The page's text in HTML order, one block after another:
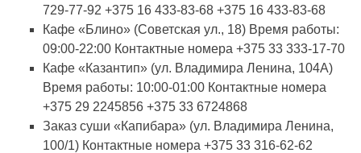
729-77-92 +375 16 433-83-68 +375 16 433-83-68
Кафе «Блино» (Советская ул., 18) Время работы:
09:00-22:00 Контактные номера +375 33 333-17-70
Кафе «Казантип» (ул. Владимира Ленина, 104А)
Время работы: 10:00-01:00 Контактные номера
+375 29 2245856 +375 33 6724868
Заказ суши «Капибара» (ул. Владимира Ленина,
100/1) Контактные номера +375 33 316-62-62